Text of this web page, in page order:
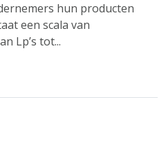
hun producten
een scala van
Lp’s tot...